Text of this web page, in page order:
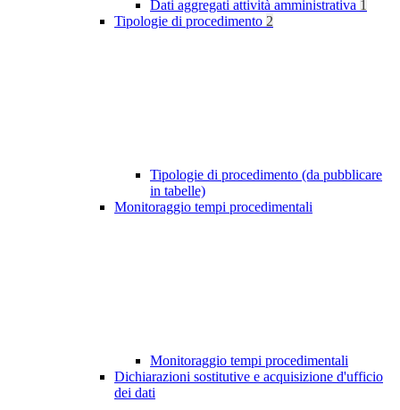
Dati aggregati attività amministrativa 1
Tipologie di procedimento 2
Tipologie di procedimento (da pubblicare
in tabelle)
Monitoraggio tempi procedimentali
Monitoraggio tempi procedimentali
Dichiarazioni sostitutive e acquisizione d'ufficio
dei dati